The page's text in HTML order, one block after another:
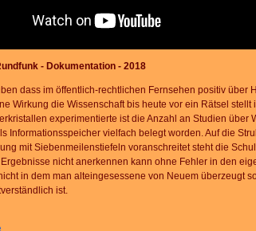
- Dokumentation - 2018
dass im öffentlich-rechtlichen Fernsehen positiv über
Wirkung die Wissenschaft bis heute vor ein Rätsel
experimentierte ist die Anzahl an Studien
Informationsspeicher vielfach belegt worden. Auf die
mit Siebenmeilenstiefeln voranschreitet steht die
nicht anerkennen kann ohne Fehler in den
in dem man alteingesessene von Neuem überzeugt
ist.